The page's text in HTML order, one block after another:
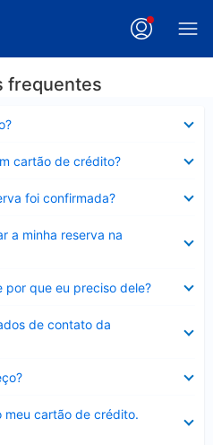
frequentes
cartão de crédito?
foi confirmada?
a minha reserva na
por que eu preciso dele?
de contato da
meu cartão de crédito.